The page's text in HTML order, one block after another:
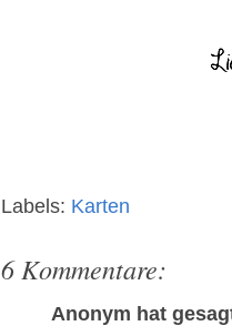
Labels: Karten
6 Kommentare:
Anonym hat